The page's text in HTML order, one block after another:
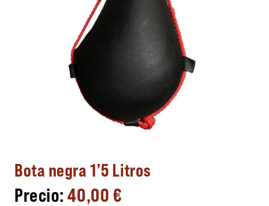
Bota negra 1’5 Litros
40,00€